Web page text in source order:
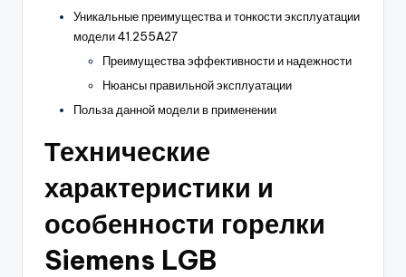
Уникальные преимущества и тонкости эксплуатации
модели 41.255A27
Преимущества эффективности и надежности
Нюансы правильной эксплуатации
Польза данной модели в применении
Технические
характеристики и
особенности горелки
Siemens LGB